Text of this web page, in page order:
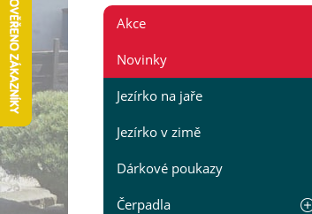
Akce
Novinky
Jezírko na jaře
Jezírko v zimě
Dárkové poukazy
Čerpadla